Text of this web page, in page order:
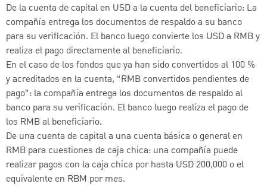
De la cuenta de capital en USD a la cuenta del beneficiario: La
compañía entrega los documentos de respaldo a su banco
para su verificación. El banco luego convierte los USD a RMB y
realiza el pago directamente al beneficiario.
En el caso de los fondos que ya han sido convertidos al 100 %
y acreditados en la cuenta, “RMB convertidos pendientes de
pago”: la compañía entrega los documentos de respaldo al
banco para su verificación. El banco luego realiza el pago de
los RMB al beneficiario.
De una cuenta de capital a una cuenta básica o general en
RMB para cuestiones de caja chica: una compañía puede
realizar pagos con la caja chica por hasta USD 200,000 o el
equivalente en RBM por mes.